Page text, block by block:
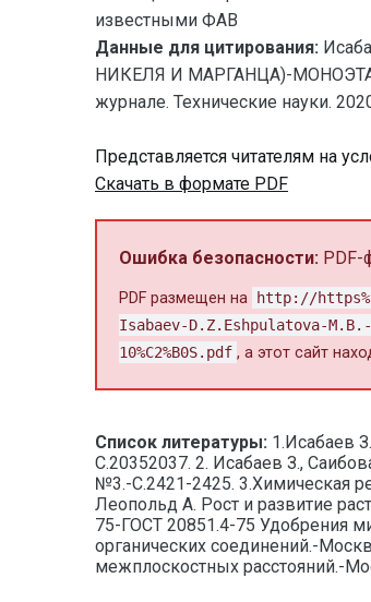
известными ФАВ
Данные для цитирования:
НИКЕЛЯ И МАРГАНЦА)-
журнале. Технические науки.
Представляется читателям на
Скачать в формате PDF
Ошибка безопасности: PDF-
PDF размещен на
http://
Isabaev-D.Z.Eshpulatova-M.B.-
10%C2%B0S.pdf , а этот сайт
Список литературы: 1.Исабаев
С.20352037. 2. Исабаев З.,
№3.-С.2421-2425. 3.Химическая
Леопольд А. Рост и развитие
75-ГОСТ 20851.4-75 Удобрения
органических соединений.-
межплоскостных расстояний.-